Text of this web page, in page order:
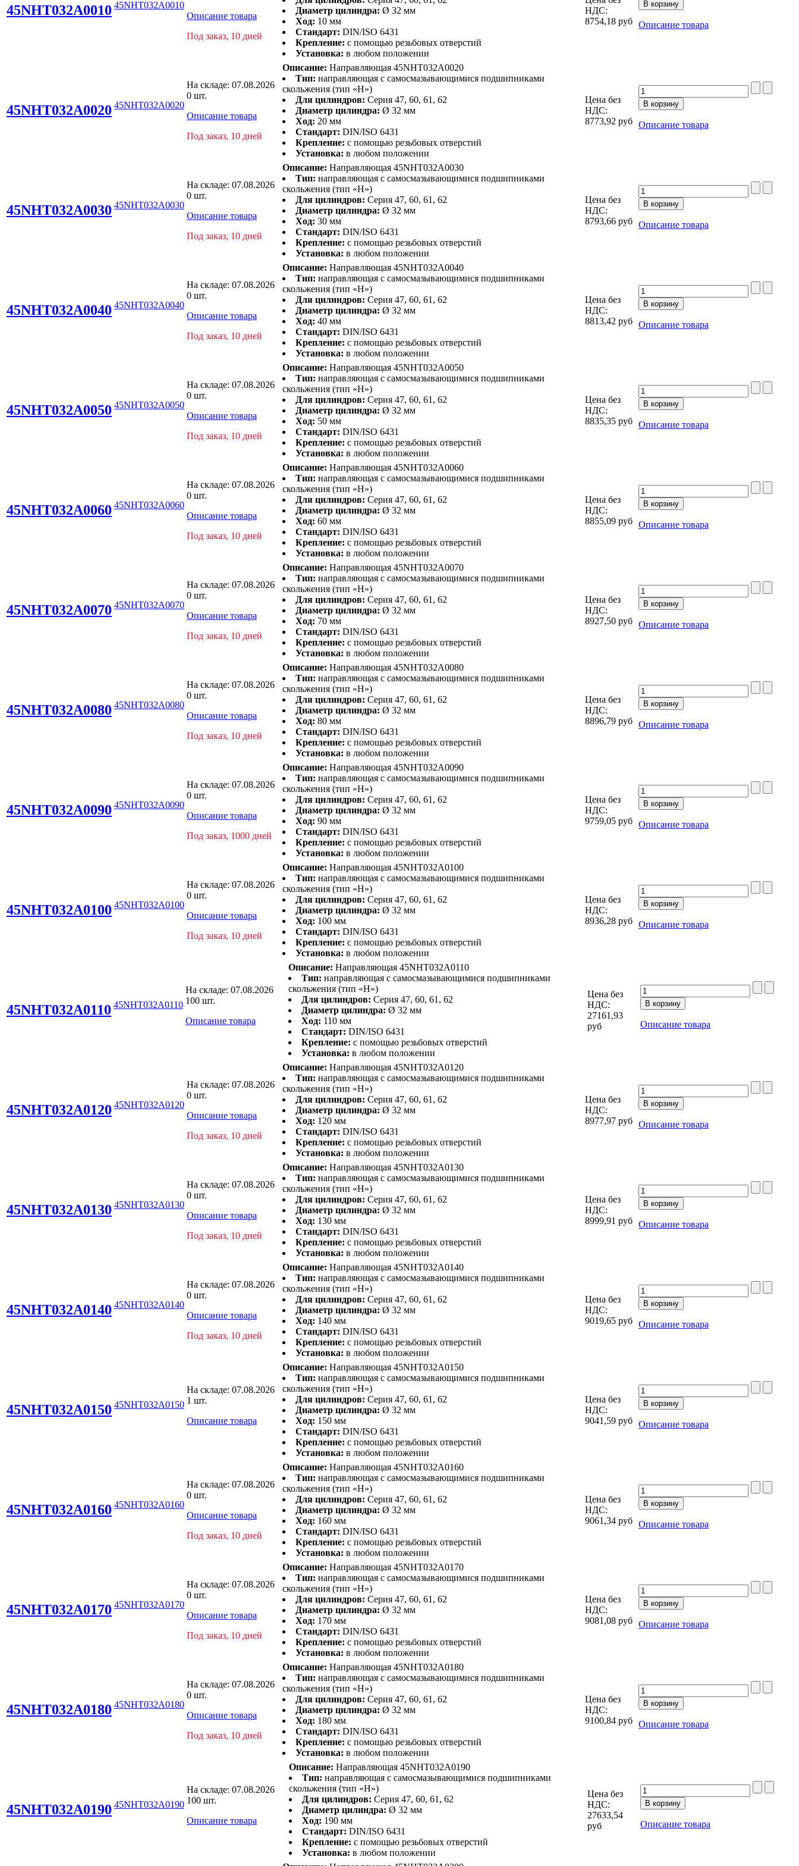
45NHT032A0010 45NHT032A0010
Описание товара
Под заказ, 10 дней
Диаметр цилиндра: Ø 32 мм
Ход: 10 мм
Стандарт: DIN/ISO 6431
Крепление: с помощью резьбовых отверстий
Установка: в любом положении
НДС:
8754,18 руб Описание товара
45NHT032A0020 45NHT032A0020
На складе: 07.08.2026
0 шт.
Описание товара
Под заказ, 10 дней
Описание: Направляющая 45NHT032A0020
Тип: направляющая с самосмазывающимися подшипниками
скольжения (тип «H»)
Для цилиндров: Серия 47, 60, 61, 62
Диаметр цилиндра: Ø 32 мм
Ход: 20 мм
Стандарт: DIN/ISO 6431
Крепление: с помощью резьбовых отверстий
Установка: в любом положении
Цена без
НДС:
8773,92 руб Описание товара
45NHT032A0030 45NHT032A0030
На складе: 07.08.2026
0 шт.
Описание товара
Под заказ, 10 дней
Описание: Направляющая 45NHT032A0030
Тип: направляющая с самосмазывающимися подшипниками
скольжения (тип «H»)
Для цилиндров: Серия 47, 60, 61, 62
Диаметр цилиндра: Ø 32 мм
Ход: 30 мм
Стандарт: DIN/ISO 6431
Крепление: с помощью резьбовых отверстий
Установка: в любом положении
Цена без
НДС:
8793,66 руб Описание товара
45NHT032A0040 45NHT032A0040
На складе: 07.08.2026
0 шт.
Описание товара
Под заказ, 10 дней
Описание: Направляющая 45NHT032A0040
Тип: направляющая с самосмазывающимися подшипниками
скольжения (тип «H»)
Для цилиндров: Серия 47, 60, 61, 62
Диаметр цилиндра: Ø 32 мм
Ход: 40 мм
Стандарт: DIN/ISO 6431
Крепление: с помощью резьбовых отверстий
Установка: в любом положении
Цена без
НДС:
8813,42 руб Описание товара
45NHT032A0050 45NHT032A0050
На складе: 07.08.2026
0 шт.
Описание товара
Под заказ, 10 дней
Описание: Направляющая 45NHT032A0050
Тип: направляющая с самосмазывающимися подшипниками
скольжения (тип «H»)
Для цилиндров: Серия 47, 60, 61, 62
Диаметр цилиндра: Ø 32 мм
Ход: 50 мм
Стандарт: DIN/ISO 6431
Крепление: с помощью резьбовых отверстий
Установка: в любом положении
Цена без
НДС:
8835,35 руб Описание товара
45NHT032A0060 45NHT032A0060
На складе: 07.08.2026
0 шт.
Описание товара
Под заказ, 10 дней
Описание: Направляющая 45NHT032A0060
Тип: направляющая с самосмазывающимися подшипниками
скольжения (тип «H»)
Для цилиндров: Серия 47, 60, 61, 62
Диаметр цилиндра: Ø 32 мм
Ход: 60 мм
Стандарт: DIN/ISO 6431
Крепление: с помощью резьбовых отверстий
Установка: в любом положении
Цена без
НДС:
8855,09 руб Описание товара
45NHT032A0070 45NHT032A0070
На складе: 07.08.2026
0 шт.
Описание товара
Под заказ, 10 дней
Описание: Направляющая 45NHT032A0070
Тип: направляющая с самосмазывающимися подшипниками
скольжения (тип «H»)
Для цилиндров: Серия 47, 60, 61, 62
Диаметр цилиндра: Ø 32 мм
Ход: 70 мм
Стандарт: DIN/ISO 6431
Крепление: с помощью резьбовых отверстий
Установка: в любом положении
Цена без
НДС:
8927,50 руб Описание товара
45NHT032A0080 45NHT032A0080
На складе: 07.08.2026
0 шт.
Описание товара
Под заказ, 10 дней
Описание: Направляющая 45NHT032A0080
Тип: направляющая с самосмазывающимися подшипниками
скольжения (тип «H»)
Для цилиндров: Серия 47, 60, 61, 62
Диаметр цилиндра: Ø 32 мм
Ход: 80 мм
Стандарт: DIN/ISO 6431
Крепление: с помощью резьбовых отверстий
Установка: в любом положении
Цена без
НДС:
8896,79 руб Описание товара
45NHT032A0090 45NHT032A0090
На складе: 07.08.2026
0 шт.
Описание товара
Под заказ, 1000 дней
Описание: Направляющая 45NHT032A0090
Тип: направляющая с самосмазывающимися подшипниками
скольжения (тип «H»)
Для цилиндров: Серия 47, 60, 61, 62
Диаметр цилиндра: Ø 32 мм
Ход: 90 мм
Стандарт: DIN/ISO 6431
Крепление: с помощью резьбовых отверстий
Установка: в любом положении
Цена без
НДС:
9759,05 руб Описание товара
45NHT032A0100 45NHT032A0100
На складе: 07.08.2026
0 шт.
Описание товара
Под заказ, 10 дней
Описание: Направляющая 45NHT032A0100
Тип: направляющая с самосмазывающимися подшипниками
скольжения (тип «H»)
Для цилиндров: Серия 47, 60, 61, 62
Диаметр цилиндра: Ø 32 мм
Ход: 100 мм
Стандарт: DIN/ISO 6431
Крепление: с помощью резьбовых отверстий
Установка: в любом положении
Цена без
НДС:
8936,28 руб Описание товара
45NHT032A0110 45NHT032A0110
На складе: 07.08.2026
100 шт.
Описание товара
Описание: Направляющая 45NHT032A0110
Тип: направляющая с самосмазывающимися подшипниками
скольжения (тип «H»)
Для цилиндров: Серия 47, 60, 61, 62
Диаметр цилиндра: Ø 32 мм
Ход: 110 мм
Стандарт: DIN/ISO 6431
Крепление: с помощью резьбовых отверстий
Установка: в любом положении
Цена без
НДС:
27161,93
руб
Описание товара
45NHT032A0120 45NHT032A0120
На складе: 07.08.2026
0 шт.
Описание товара
Под заказ, 10 дней
Описание: Направляющая 45NHT032A0120
Тип: направляющая с самосмазывающимися подшипниками
скольжения (тип «H»)
Для цилиндров: Серия 47, 60, 61, 62
Диаметр цилиндра: Ø 32 мм
Ход: 120 мм
Стандарт: DIN/ISO 6431
Крепление: с помощью резьбовых отверстий
Установка: в любом положении
Цена без
НДС:
8977,97 руб Описание товара
45NHT032A0130 45NHT032A0130
На складе: 07.08.2026
0 шт.
Описание товара
Под заказ, 10 дней
Описание: Направляющая 45NHT032A0130
Тип: направляющая с самосмазывающимися подшипниками
скольжения (тип «H»)
Для цилиндров: Серия 47, 60, 61, 62
Диаметр цилиндра: Ø 32 мм
Ход: 130 мм
Стандарт: DIN/ISO 6431
Крепление: с помощью резьбовых отверстий
Установка: в любом положении
Цена без
НДС:
8999,91 руб Описание товара
45NHT032A0140 45NHT032A0140
На складе: 07.08.2026
0 шт.
Описание товара
Под заказ, 10 дней
Описание: Направляющая 45NHT032A0140
Тип: направляющая с самосмазывающимися подшипниками
скольжения (тип «H»)
Для цилиндров: Серия 47, 60, 61, 62
Диаметр цилиндра: Ø 32 мм
Ход: 140 мм
Стандарт: DIN/ISO 6431
Крепление: с помощью резьбовых отверстий
Установка: в любом положении
Цена без
НДС:
9019,65 руб Описание товара
45NHT032A0150 45NHT032A0150
На складе: 07.08.2026
1 шт.
Описание товара
Описание: Направляющая 45NHT032A0150
Тип: направляющая с самосмазывающимися подшипниками
скольжения (тип «H»)
Для цилиндров: Серия 47, 60, 61, 62
Диаметр цилиндра: Ø 32 мм
Ход: 150 мм
Стандарт: DIN/ISO 6431
Крепление: с помощью резьбовых отверстий
Установка: в любом положении
Цена без
НДС:
9041,59 руб Описание товара
45NHT032A0160 45NHT032A0160
На складе: 07.08.2026
0 шт.
Описание товара
Под заказ, 10 дней
Описание: Направляющая 45NHT032A0160
Тип: направляющая с самосмазывающимися подшипниками
скольжения (тип «H»)
Для цилиндров: Серия 47, 60, 61, 62
Диаметр цилиндра: Ø 32 мм
Ход: 160 мм
Стандарт: DIN/ISO 6431
Крепление: с помощью резьбовых отверстий
Установка: в любом положении
Цена без
НДС:
9061,34 руб Описание товара
45NHT032A0170 45NHT032A0170
На складе: 07.08.2026
0 шт.
Описание товара
Под заказ, 10 дней
Описание: Направляющая 45NHT032A0170
Тип: направляющая с самосмазывающимися подшипниками
скольжения (тип «H»)
Для цилиндров: Серия 47, 60, 61, 62
Диаметр цилиндра: Ø 32 мм
Ход: 170 мм
Стандарт: DIN/ISO 6431
Крепление: с помощью резьбовых отверстий
Установка: в любом положении
Цена без
НДС:
9081,08 руб Описание товара
45NHT032A0180 45NHT032A0180
На складе: 07.08.2026
0 шт.
Описание товара
Под заказ, 10 дней
Описание: Направляющая 45NHT032A0180
Тип: направляющая с самосмазывающимися подшипниками
скольжения (тип «H»)
Для цилиндров: Серия 47, 60, 61, 62
Диаметр цилиндра: Ø 32 мм
Ход: 180 мм
Стандарт: DIN/ISO 6431
Крепление: с помощью резьбовых отверстий
Установка: в любом положении
Цена без
НДС:
9100,84 руб Описание товара
45NHT032A0190 45NHT032A0190
На складе: 07.08.2026
100 шт.
Описание товара
Описание: Направляющая 45NHT032A0190
Тип: направляющая с самосмазывающимися подшипниками
скольжения (тип «H»)
Для цилиндров: Серия 47, 60, 61, 62
Диаметр цилиндра: Ø 32 мм
Ход: 190 мм
Стандарт: DIN/ISO 6431
Крепление: с помощью резьбовых отверстий
Установка: в любом положении
Цена без
НДС:
27633,54
руб
Описание товара